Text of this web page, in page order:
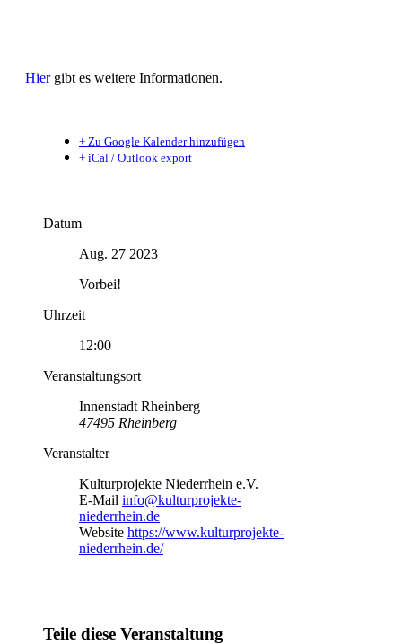
Hiergibt es weitere Informationen.
+ Zu Google Kalender hinzufügen
+ iCal / Outlook export
Datum
Aug. 27 2023
Vorbei!
Uhrzeit
12:00
Veranstaltungsort
Innenstadt Rheinberg
47495 Rheinberg
Veranstalter
Kulturprojekte Niederrhein e.V.
E-Mail info@kulturprojekte-
niederrhein.de
Website https://www.kulturprojekte-
niederrhein.de/
Teile diese Veranstaltung